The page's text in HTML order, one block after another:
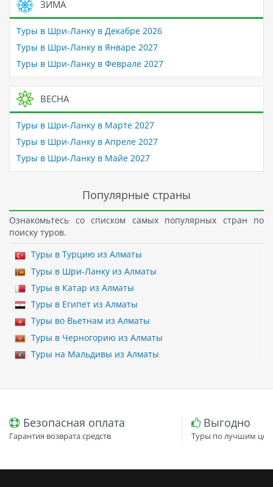
ЗИМА
Туры в Шри-Ланку в Декабре 2026
Туры в Шри-Ланку в Январе 2027
Туры в Шри-Ланку в Феврале 2027
ВЕСНА
Туры в Шри-Ланку в Марте 2027
Туры в Шри-Ланку в Апреле 2027
Туры в Шри-Ланку в Майе 2027
Популярные страны
Ознакомьтесь со списком самых популярных стран по
поиску туров.
Туры в Турцию из Алматы
Туры в Шри-Ланку из Алматы
Туры в Катар из Алматы
Туры в Египет из Алматы
Туры во Вьетнам из Алматы
Туры в Черногорию из Алматы
Туры на Мальдивы из Алматы
Безопасная оплата
Гарантия возврата средств
Выгодно
Туры по лучшим